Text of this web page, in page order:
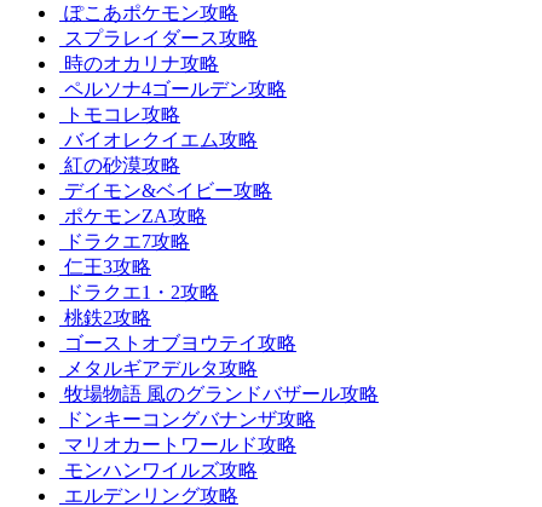
ぽこあポケモン攻略
スプラレイダース攻略
時のオカリナ攻略
ペルソナ4ゴールデン攻略
トモコレ攻略
バイオレクイエム攻略
紅の砂漠攻略
デイモン&ベイビー攻略
ポケモンZA攻略
ドラクエ7攻略
仁王3攻略
ドラクエ1・2攻略
桃鉄2攻略
ゴーストオブヨウテイ攻略
メタルギアデルタ攻略
牧場物語 風のグランドバザール攻略
ドンキーコングバナンザ攻略
マリオカートワールド攻略
モンハンワイルズ攻略
エルデンリング攻略